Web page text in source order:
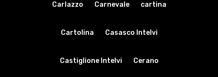
Carlazzo Carnevale cartina
Cartolina Casasco Intelvi
Castiglione Intelvi Cerano